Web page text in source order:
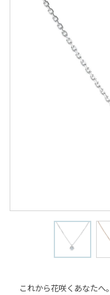
これから花咲くあなたへ。